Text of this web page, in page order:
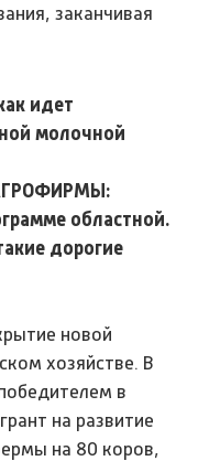
заканчивая
областной.
дорогие
новой
хозяйстве. В
в
на развитие
на 80 коров,